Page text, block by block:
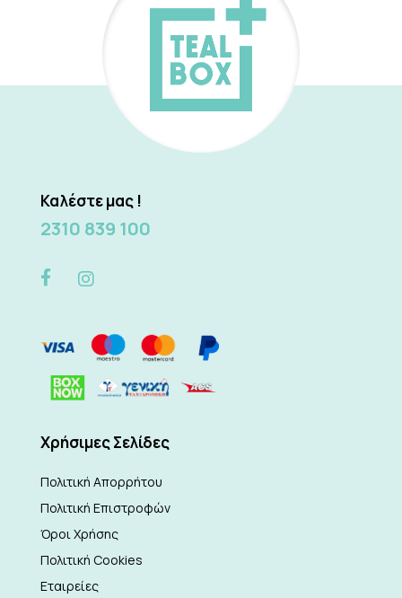
Καλέστε μας !
2310 839 100
Xρήσιμες Σελίδες
Πολιτική Απορρήτου
Πολιτική Επιστροφών
Όροι Χρήσης
Πολιτική Cookies
Εταιρείες